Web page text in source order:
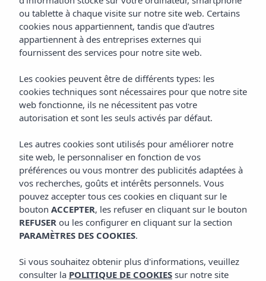
ou tablette à chaque visite sur notre site web. Certains
cookies nous appartiennent, tandis que d'autres
appartiennent à des entreprises externes qui
fournissent des services pour notre site web.
Les cookies peuvent être de différents types: les
cookies techniques sont nécessaires pour que notre site
web fonctionne, ils ne nécessitent pas votre
autorisation et sont les seuls activés par défaut.
Les autres cookies sont utilisés pour améliorer notre
site web, le personnaliser en fonction de vos
préférences ou vous montrer des publicités adaptées à
vos recherches, goûts et intérêts personnels. Vous
pouvez accepter tous ces cookies en cliquant sur le
bouton ACCEPTER, les refuser en cliquant sur le bouton
REFUSER ou les configurer en cliquant sur la section
PARAMÈTRES DES COOKIES.
Si vous souhaitez obtenir plus d'informations, veuillez
consulter la POLITIQUE DE COOKIES sur notre site